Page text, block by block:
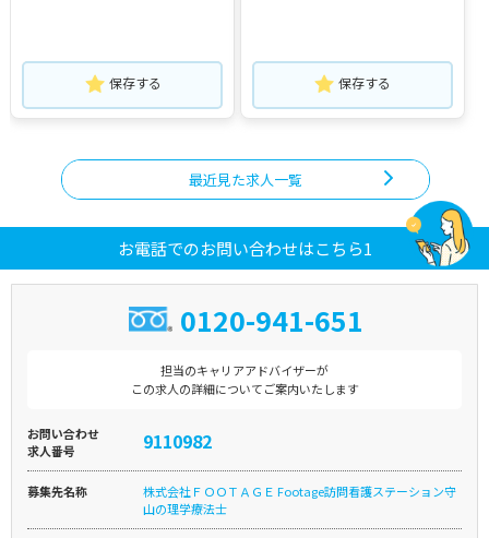
保存する 保存する
最近見た求人一覧
お電話でのお問い合わせはこちら1
0120-941-651
担当のキャリアアドバイザーが
この求人の詳細についてご案内いたします
お問い合わせ
求人番号
9110982
募集先名称
株式会社ＦＯＯＴＡＧＥ Footage訪問看護ステーション守
山の理学療法士